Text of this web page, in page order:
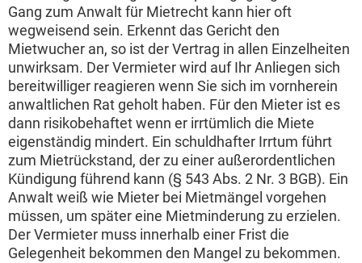
Gang zum Anwalt für Mietrecht kann hier oft
wegweisend sein. Erkennt das Gericht den
Mietwucher an, so ist der Vertrag in allen Einzelheiten
unwirksam. Der Vermieter wird auf Ihr Anliegen sich
bereitwilliger reagieren wenn Sie sich im vornherein
anwaltlichen Rat geholt haben. Für den Mieter ist es
dann risikobehaftet wenn er irrtümlich die Miete
eigenständig mindert. Ein schuldhafter Irrtum führt
zum Mietrückstand, der zu einer außerordentlichen
Kündigung führend kann (§ 543 Abs. 2 Nr. 3 BGB). Ein
Anwalt weiß wie Mieter bei Mietmängel vorgehen
müssen, um später eine Mietminderung zu erzielen.
Der Vermieter muss innerhalb einer Frist die
Gelegenheit bekommen den Mangel zu bekommen.